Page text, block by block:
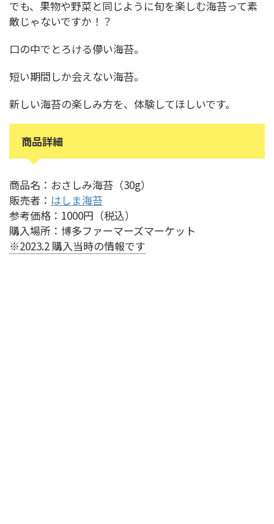
でも、果物や野菜と同じように旬を楽しむ海苔って素
敵じゃないですか！？
口の中でとろける儚い海苔。
短い期間しか会えない海苔。
新しい海苔の楽しみ方を、体験してほしいです。
商品詳細
商品名：おさしみ海苔（30g）
販売者： はしま海苔
参考価格：1000円（税込）
購入場所：博多ファーマーズマーケット
※2023.2 購入当時の情報です